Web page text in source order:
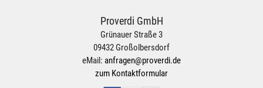
Proverdi GmbH
Grünauer Straße 3
09432 Großolbersdorf
eMail: anfragen@proverdi.de
zum Kontaktformular